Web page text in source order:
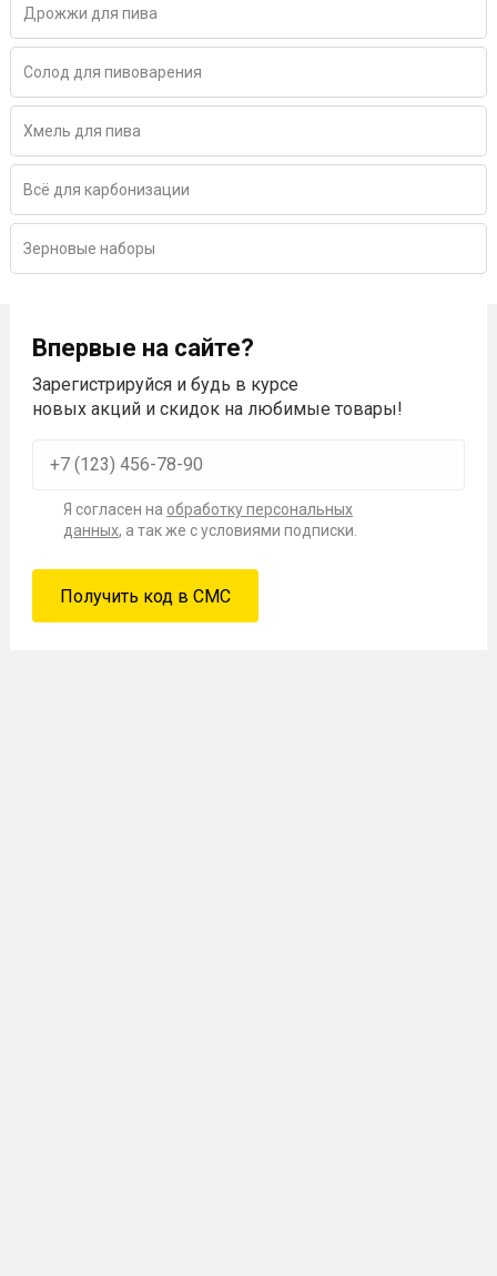
Дрожжи для пива
Солод для пивоварения
Хмель для пива
Всё для карбонизации
Зерновые наборы
Впервые на сайте?
Зарегистрируйся и будь в курсе
новых акций и скидок на любимые товары!
Я согласен на обработку персональных
данных, а так же с условиями подписки.